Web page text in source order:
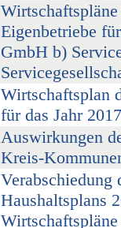
Eigenbetriebe
GmbH b)
Wirtschaftsplan
für das Jahr 2017
Auswirkungen
Kreis-
Verabschiedung
Haushaltsplans